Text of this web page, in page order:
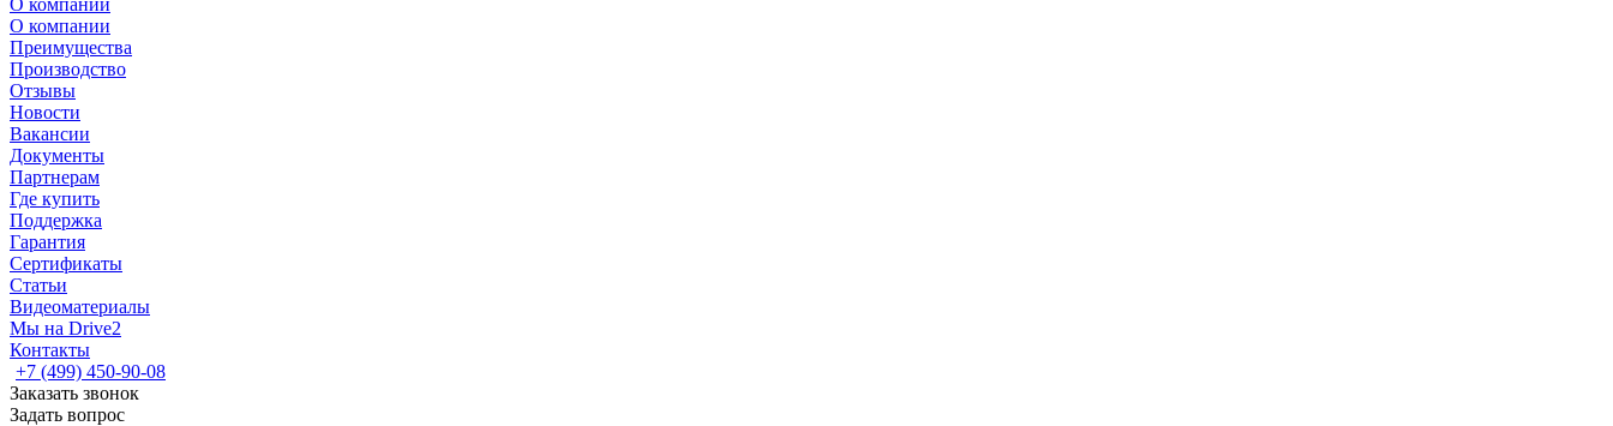
О компании
О компании
Преимущества
Производство
Отзывы
Новости
Вакансии
Документы
Партнерам
Где купить
Поддержка
Гарантия
Сертификаты
Статьи
Видеоматериалы
Мы на Drive2
Контакты
+7 (499) 450-90-08
Заказать звонок
Задать вопрос